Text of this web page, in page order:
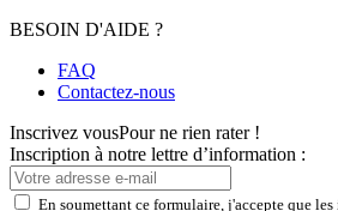
BESOIN D'AIDE ?
FAQ
Contactez-nous
Inscrivez vousPour ne rien rater !
Inscription à notre lettre d’information :
En soumettant ce formulaire, j'accepte que